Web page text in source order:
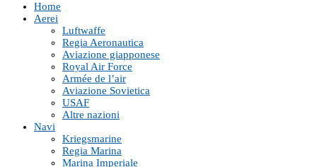
Home
Aerei
Luftwaffe
Regia Aeronautica
Aviazione giapponese
Royal Air Force
Armée de l’air
Aviazione Sovietica
USAF
Altre nazioni
Navi
Kriegsmarine
Regia Marina
Marina Imperiale